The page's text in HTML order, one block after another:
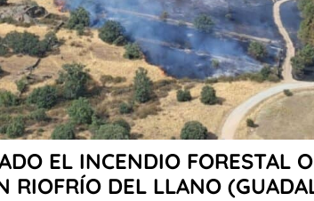
EL INCENDIO FORESTAL
RIOFRÍO DEL LLANO